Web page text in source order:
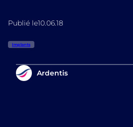
Publié le10.06.18
Implants
Ardentis